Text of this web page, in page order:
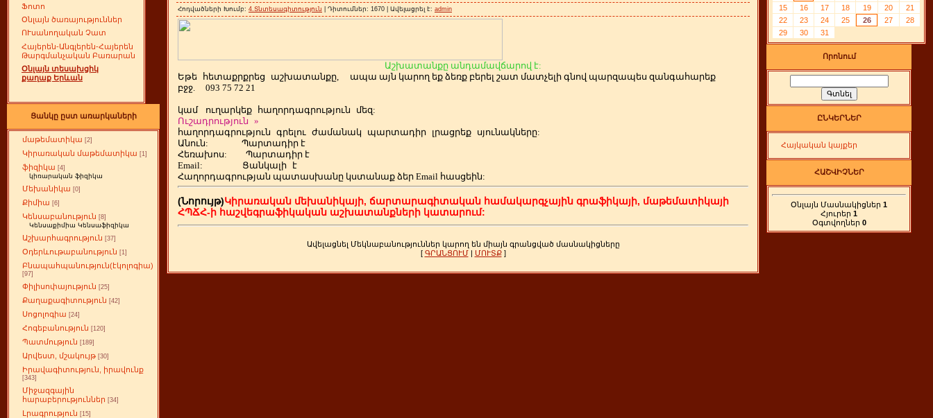
Ֆոտո
Օնլայն ծառայություններ
ՈՒսանողական Չատ
Հայերեն-Անգլերեն-Հայերեն
Թարգմանչական Բառարան
Օնլայն տեսախցիկ
քաղաք Երևան
Ցանկը ըստ առարկաների
մաթեմատիկա [2]
Կիրառական մաթեմատիկա [1]
ֆիզիկա [4]
կիռարական ֆիզիկա
Մեխանիկա [0]
Քիմիա [6]
Կենսաբանություն [8]
Կենսաքիմիա Կենսաֆիզիկա
Աշխարհագրություն [37]
Օդերևութաբանություն [1]
Բնապահպանություն(էկոլոգիա)
[97]
Փիլիսոփայություն [25]
Քաղաքագիտություն [42]
Սոցոլոգիա [24]
Հոգեբանություն [120]
Պատմություն [189]
Արվեստ, մշակույթ [30]
Իրավագիտություն, իրավունք
[343]
Միջազգային
հարաբերություններ [34]
Լրագրություն [15]
Հոդվածների Խումբ: 4.Տնտեսագիտություն | Դիտումներ: 1670 | Ավելացրել է: admin
Աշխատանքը անդամավճարով է:
Եթե հետաքրքրեց աշխատանքը,
ապա այն կարող եք ձեռք բերել շատ մատչելի գնով պարզապես զանգահարեք
բջջ.
093 75 72 21
կամ ուղարկեք հաղորդագրություն
մեզ:
Ուշադրություն »
հաղորդագրություն գրելու ժամանակ պարտադիր լրացրեք սյունակները:
Անուն:
Պարտադիր է
Հեռախոս: Պարտադիր է
Email: Ցանկալի է
Հաղորդագրության պատասխանը կստանաք ձեր Email հասցեին:
(Նորույթ)Կիրառական մեխանիկայի, ճարտարագիտական համակարգչային գրաֆիկայի, մաթեմատիկայի
ՀՊՃՀ-ի հաշվեգրաֆիկական աշխատանքների կատարում:
Ավելացնել Մեկնաբանություններ կարող են միայն գրանցված մասնակիցները
[ ԳՐԱՆՑՈՒՄ| ՄՈՒՏՔ]
15
16 17 18 19 20
21
22
23 24 25 26 27
28
29
30 31
Որոնում
ԸՆԿԵՐՆԵՐ
Հայկական կայքեր
ՀԱՇՎԻՉՆԵՐ
Օնլայն Մասնակիցներ 1
Հյուրեր 1
Օգտվողներ 0